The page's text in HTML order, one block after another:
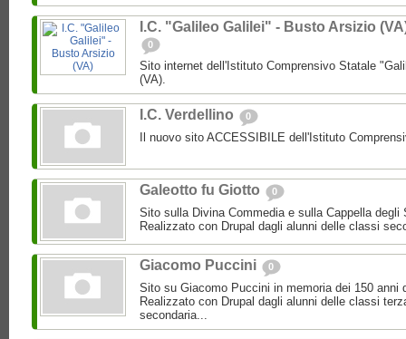
I.C. "Galileo Galilei" - Busto Arsizio
0
Sito internet dell'Istituto Comprensivo Statale
(VA).
I.C. Verdellino 0
Il nuovo sito ACCESSIBILE dell'Istituto
Galeotto fu Giotto 0
Sito sulla Divina Commedia e sulla Cappella degli
Realizzato con Drupal dagli alunni delle classi
Giacomo Puccini 0
Sito su Giacomo Puccini in memoria dei 150 anni
Realizzato con Drupal dagli alunni delle classi
secondaria...